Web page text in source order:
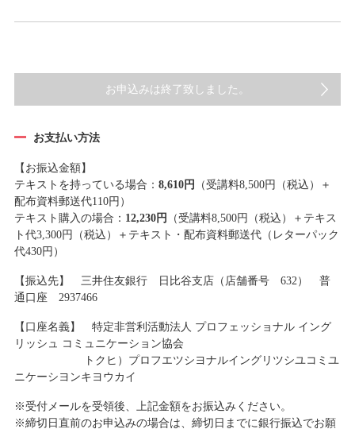
お申込みは終了致しました。
お支払い方法
【お振込金額】
テキストを持っている場合： 8,610円
（受講料8,500円（税込）＋
配布資料郵送代110円）
テキスト購入の場合： 12,230円
（受講料8,500円（税込）＋テキス
ト代3,300円（税込）＋テキスト・配布資料郵送代（レターパック
代430円）
【振込先】 三井住友銀行 日比谷支店（店舗番号 632） 普
通口座 2937466
【口座名義】 特定非営利活動法人 プロフェッショナル イング
リッシュ コミュニケーション協会
トクヒ）プロフエツシヨナルイングリツシユコミユ
ニケーシヨンキヨウカイ
※受付メールを受領後、上記金額をお振込みください。
※締切日直前のお申込みの場合は、締切日までに銀行振込でお願